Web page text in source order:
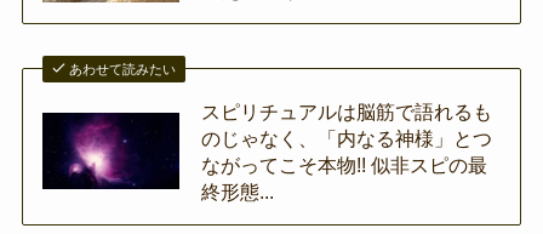
あわせて読みたい
スピリチュアルは脳筋で語れるも
のじゃなく、「内なる神様」とつ
ながってこそ本物!! 似非スピの最
終形態...